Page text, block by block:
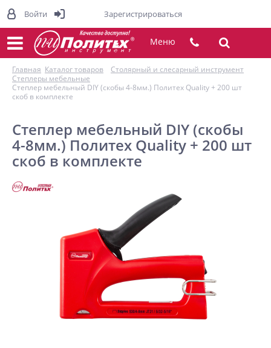
Меню
Главная Каталог товаров
Столярный и слесарный инструмент
Степлеры мебельные
Степлер мебельный DIY (скобы 4-8мм.) Политех Quality + 200 шт
скоб в комплекте
Степлер мебельный DIY (скобы
4-8мм.) Политех Quality + 200 шт
скоб в комплекте
Войти Зарегистрироваться